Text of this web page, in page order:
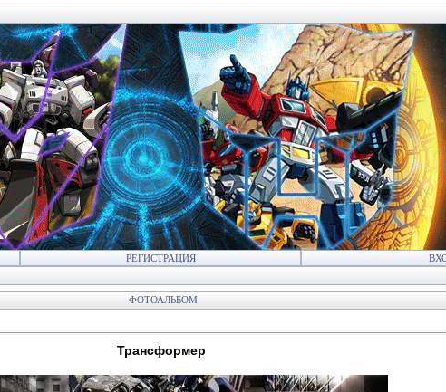
РЕГИСТРАЦИЯ
ФОТОАЛЬБОМ
Трансформер